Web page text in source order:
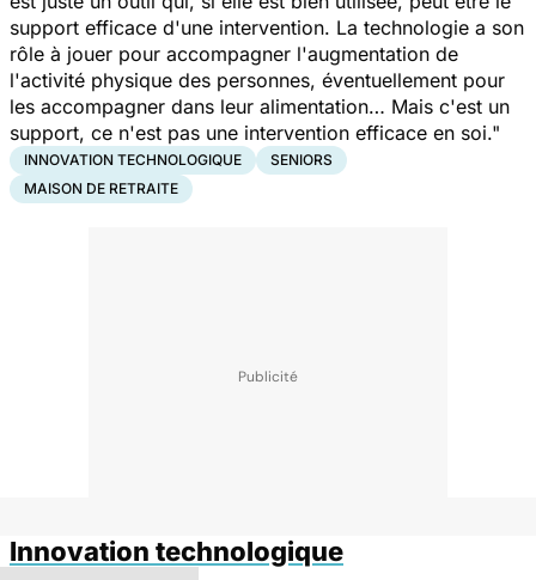
support efficace d'une intervention. La technologie a son
rôle à jouer pour accompagner l'augmentation de
l'activité physique des personnes, éventuellement pour
les accompagner dans leur alimentation… Mais c'est un
support, ce n'est pas une intervention efficace en soi."
INNOVATION TECHNOLOGIQUE
SENIORS
MAISON DE RETRAITE
Innovation technologique